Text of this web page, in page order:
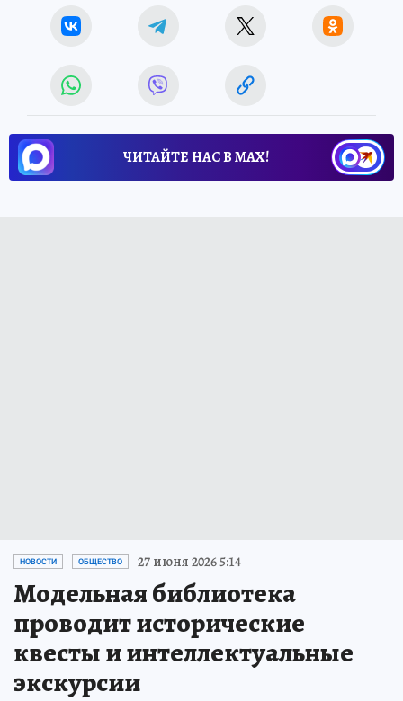
ЧИТАЙТЕ НАС В МАХ!
НОВОСТИ ОБЩЕСТВО 27 июня 2026 5:14
Модельная библиотека
проводит исторические
квесты и интеллектуальные
экскурсии